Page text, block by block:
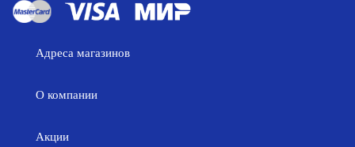
Адреса магазинов
О компании
Акции